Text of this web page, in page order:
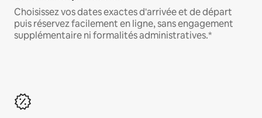
Choisissez vos dates exactes d'arrivée et de départ
puis réservez facilement en ligne, sans engagement
supplémentaire ni formalités administratives.*